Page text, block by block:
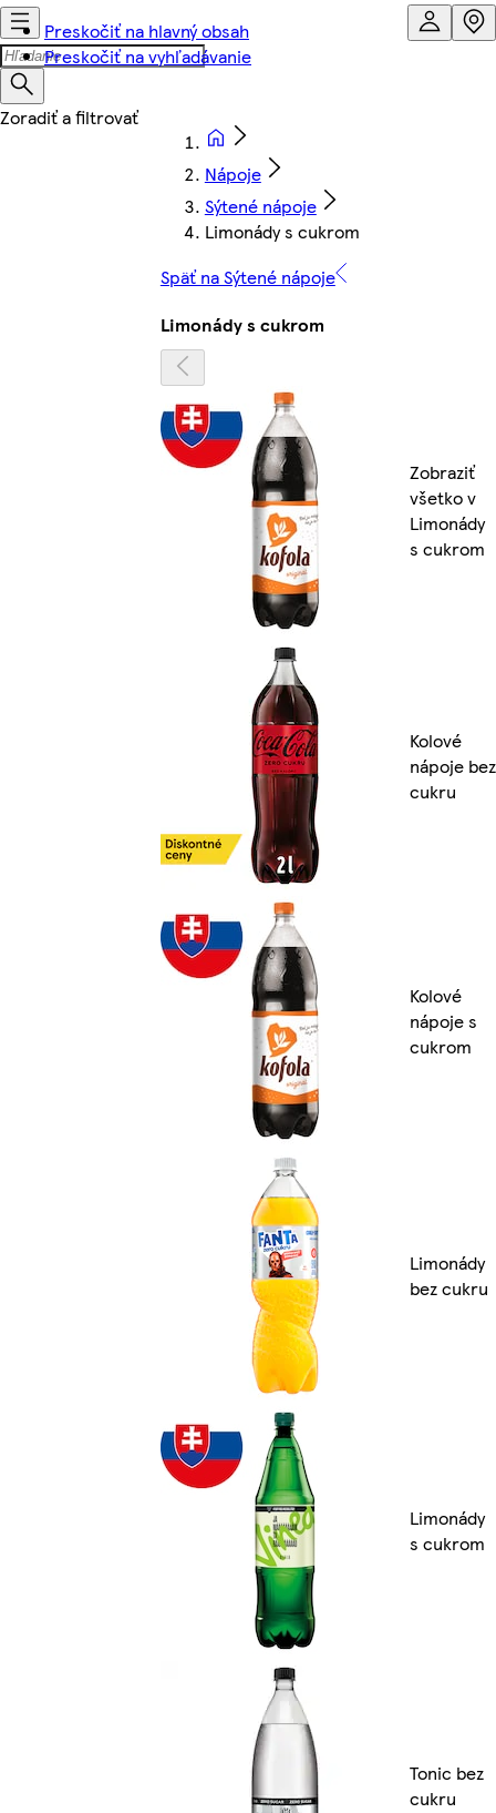
Preskočiť na hlavný obsah
Preskočiť na vyhľadávanie
Nápoje
Sýtené nápoje
Limonády s cukrom
Späť na Sýtené nápoje
Limonády s cukrom
Zobraziť
všetko v
Limonády
s cukrom
Kolové
nápoje bez
cukru
Kolové
nápoje s
cukrom
Limonády
bez cukru
Limonády
s cukrom
Tonic bez
cukru